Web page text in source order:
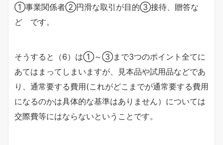
①事業関係者②円滑な取引が目的③接待、贈答な
ど です。
そうすると（6）は①～③まで3つのポイント全てに
あてはまってしまいますが、見本品や試用品などであ
り、通常要する費用(これがどこまでが通常要する費用
になるのかは具体的な基準はありません）については
交際費等にはならないということです。